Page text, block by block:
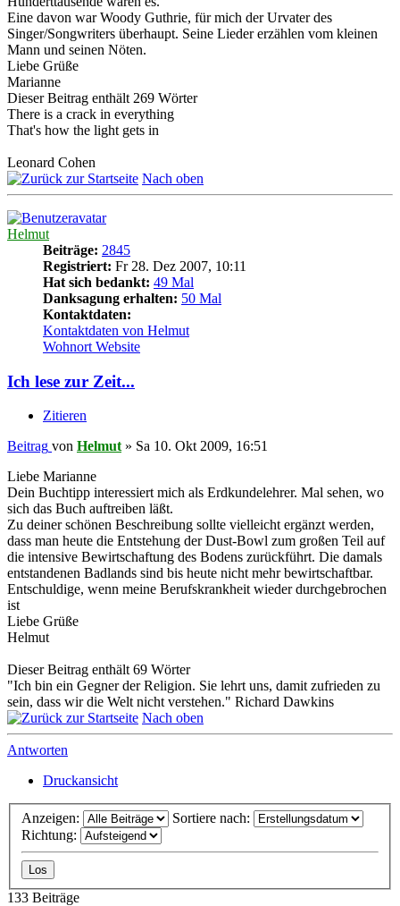
Eine davon war Woody Guthrie, für mich der Urvater des
Singer/Songwriters überhaupt. Seine Lieder erzählen vom kleinen
Mann und seinen Nöten.
Liebe Grüße
Marianne
Dieser Beitrag enthält 269 Wörter
There is a crack in everything
That's how the light gets in
Leonard Cohen
Nach oben
Helmut
Beiträge: 2845
Registriert: Fr 28. Dez 2007, 10:11
Hat sich bedankt: 49 Mal
Danksagung erhalten: 50 Mal
Kontaktdaten:
Kontaktdaten von Helmut
Wohnort Website
Ich lese zur Zeit...
Zitieren
Beitrag von Helmut » Sa 10. Okt 2009, 16:51
Liebe Marianne
Dein Buchtipp interessiert mich als Erdkundelehrer. Mal sehen, wo
sich das Buch auftreiben läßt.
Zu deiner schönen Beschreibung sollte vielleicht ergänzt werden,
dass man heute die Entstehung der Dust-Bowl zum großen Teil auf
die intensive Bewirtschaftung des Bodens zurückführt. Die damals
entstandenen Badlands sind bis heute nicht mehr bewirtschaftbar.
Entschuldige, wenn meine Berufskrankheit wieder durchgebrochen
ist
Liebe Grüße
Helmut
Dieser Beitrag enthält 69 Wörter
"Ich bin ein Gegner der Religion. Sie lehrt uns, damit zufrieden zu
sein, dass wir die Welt nicht verstehen." Richard Dawkins
Nach oben
Antworten
Druckansicht
Anzeigen:
Sortiere nach:
Richtung:
133 Beiträge